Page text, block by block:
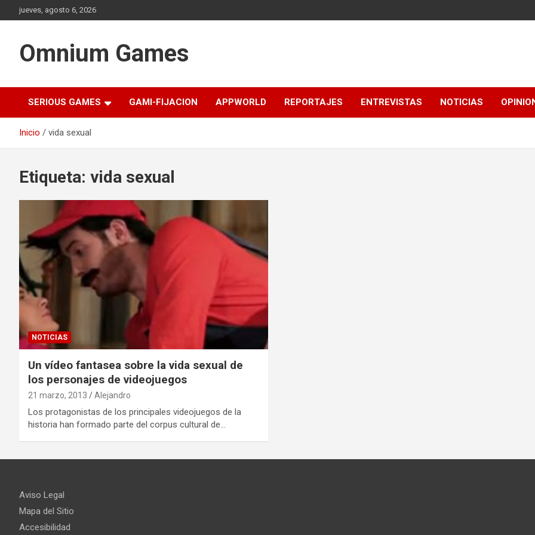
Saltar
al
jueves, agosto 6, 2026
Omnium Games
SERIOUS GAMES GAMI-FIJACION APPWORLD REPORTAJES ENTREVISTAS NOTICIAS
Inicio vida sexual
Etiqueta: vida sexual
NOTICIAS
Un vídeo fantasea sobre la vida sexual de
los personajes de videojuegos
21 marzo, 2013 Alejandro
Los protagonistas de los principales videojuegos de la
historia han formado parte del corpus cultural de…
Aviso Legal
Mapa del Sitio
Accesibilidad